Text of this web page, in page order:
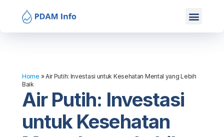
Home » Air Putih: Investasi untuk Kesehatan Mental yang Lebih
Baik
Air Putih: Investasi
untuk Kesehatan